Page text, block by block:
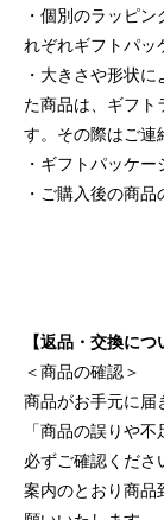
個別のラッピン
れぞれギフトパッ
大きさや形状
た商品は、ギフト
す。その際はご連
ギフトパッケー
ご購入後の商品
【返品・交換につ
＜商品の確認＞
商品がお手元に届
「商品の誤りや
必ずご確認くだ
案内のとおり商品